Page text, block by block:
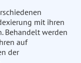
mit ihren
Behandelt werden
auf
der